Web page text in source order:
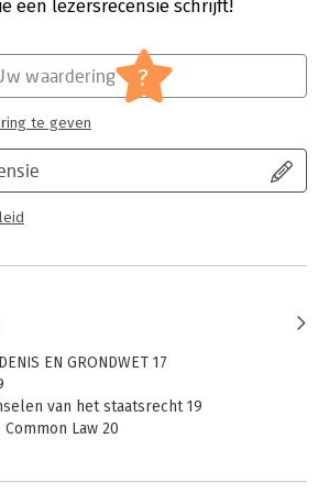
Recht algemeen - Buitenlands recht -
een lezersrecensie schrijft!
waardering ?
te geven
EN GRONDWET 17
van het staatsrecht 19
Law 20